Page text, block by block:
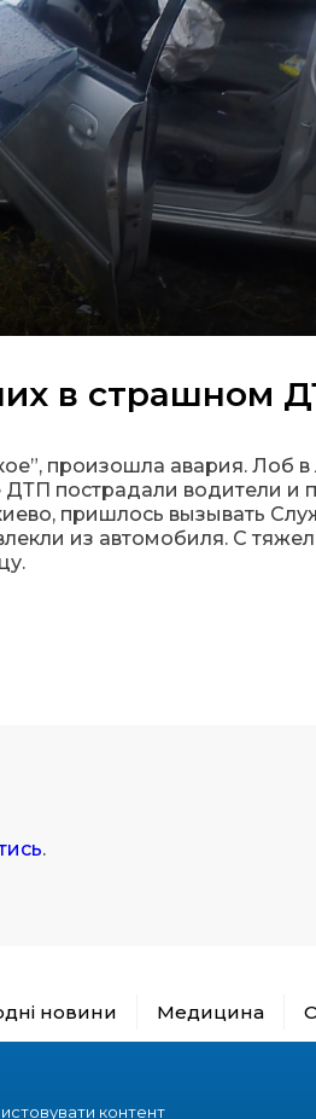
в страшном
произошла авария. Лоб в
ДТП пострадали водители и
пришлось вызывать
из автомобиля. С
.
новини Медицина
контент